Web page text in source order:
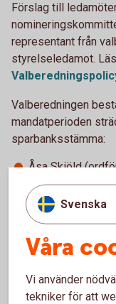
Förslag till
representant från
styrelseledamot.
Valberedningen
mandatperioden
sparbanksstämma:
Åsa Skiöld
Ulla Bergström
Erika Sundström
Robert Ylitalo
Petter Särkijärvi
Svenska
Våra
Vi använder
tekniker för att